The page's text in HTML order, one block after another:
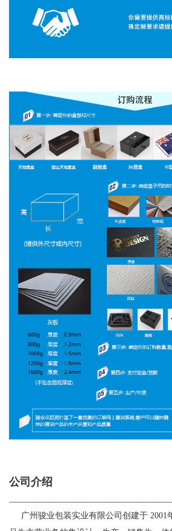
公司介绍
广州骏业包装实业有限公司创建于 2001